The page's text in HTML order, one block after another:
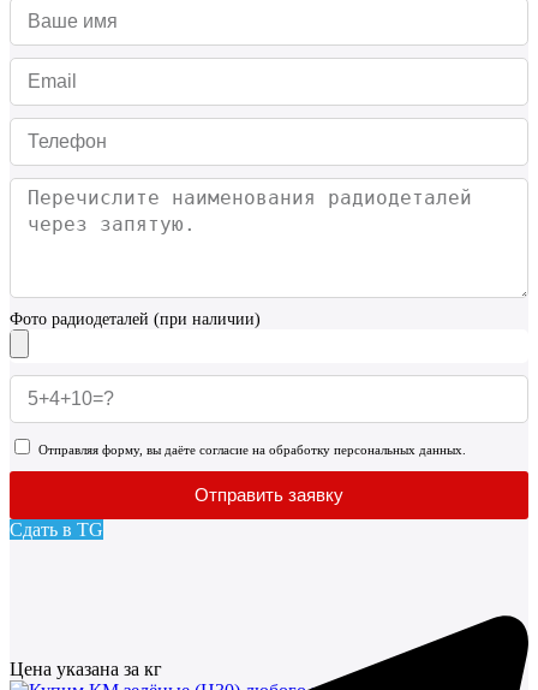
Фото радиодеталей (при наличии)
Отправляя форму, вы даёте согласие на обработку персональных данных.
Отправить заявку
Сдать в TG
Цена указана за кг